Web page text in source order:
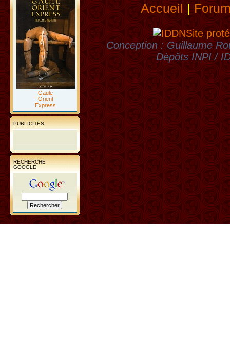
Gaule
Orient
Express
PUBLICITÉS
RECHERCHE
GOOGLE
Accueil|
Site
Conception : Guillaume
Dèpôts INPI /